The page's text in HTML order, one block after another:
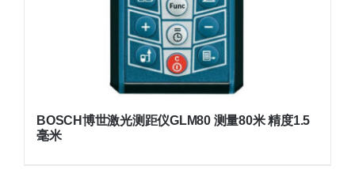
BOSCH博世激光测距仪GLM80 测量80米 精度1.5
毫米